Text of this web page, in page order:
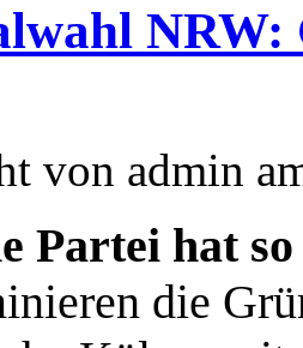
von admin
Partei hat
die